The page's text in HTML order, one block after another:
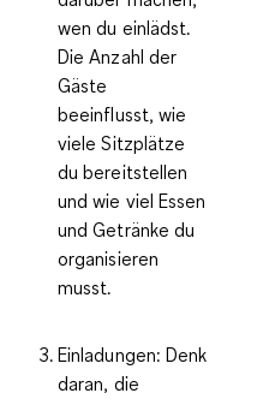
wen du einlädst.
Die Anzahl der
Gäste
beeinflusst, wie
viele Sitzplätze
du bereitstellen
und wie viel Essen
und Getränke du
organisieren
musst.
Einladungen: Denk
daran, die